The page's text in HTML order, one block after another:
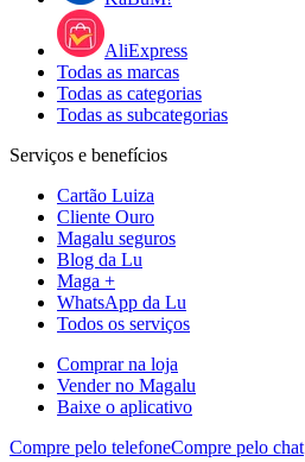
AliExpress
Todas as marcas
Todas as categorias
Todas as subcategorias
Serviços e benefícios
Cartão Luiza
Cliente Ouro
Magalu seguros
Blog da Lu
Maga +
WhatsApp da Lu
Todos os serviços
Comprar na loja
Vender no Magalu
Baixe o aplicativo
Compre pelo telefoneCompre pelo chat